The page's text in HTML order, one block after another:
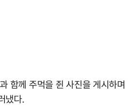
함께 주먹을 쥔 사진을 게시하며
냈다.